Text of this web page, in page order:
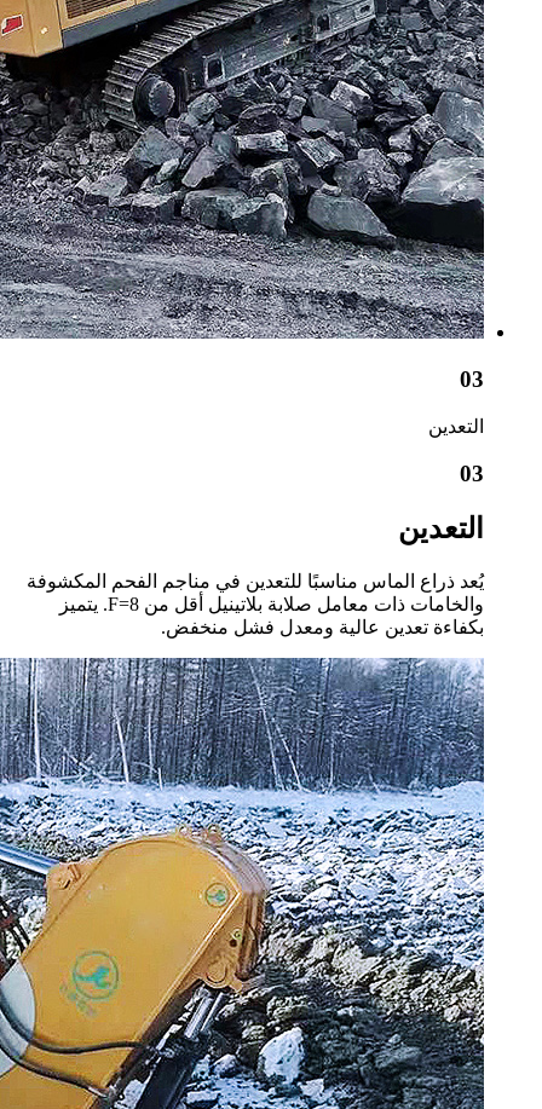
03
التعدين
03
التعدين
يُعد ذراع الماس مناسبًا للتعدين في مناجم الفحم المكشوفة
والخامات ذات معامل صلابة بلاتينيل أقل من F=8. يتميز
بكفاءة تعدين عالية ومعدل فشل منخفض.